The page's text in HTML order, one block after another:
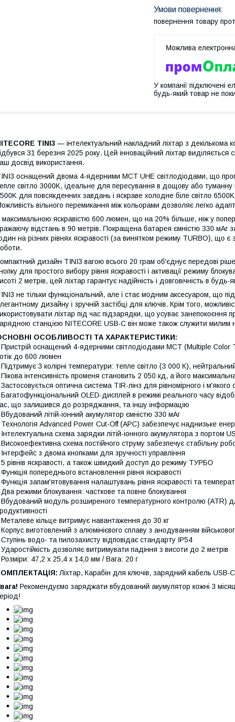
повернення товару
У компанії підключені
будь-який товар не
TINI3 — інтелектуальний накладний ліхтар з декількома
31 березня 2025 року. Цей інноваційний ліхтар
досвід використання.
оснащений двома 4-ядерними MCT UHE світлодіодами, що
світло 3000K, ідеальне для пересування в дощову або туманну
для повсякденних завдань і яскраве холодне біле світло 6500K
вільного перемикання між кольорами дозволяє легко
максимальною яскравістю 600 люмен, що на 20% більше, ніж у
відстань в 90 метрів. Покращена батарея ємністю 330 мАг
на різних рівнях яскравості (за винятком режиму TURBO), що є
дизайн TINI3 вагою всього 20 грам об'єднує передові
для простого вибору рівня яскравості і активації режиму
2 метрів, цей ліхтар гарантує надійність і довговічність в будь-
не тільки функціональний, але і стає модним аксесуаром, що
дизайну і зручній застібці для ключів. Крім того,
ліхтар під час підзарядки, що усуває занепокоєння
станцією NITECORE USB-C він може також служити милим
ОСОБЛИВОСТІ ТА ХАРАКТЕРИСТИКИ:
Пристрій оснащений 4-ядерними світлодіодами MCT (Multiple Color
до 600 люмен
Підтримує 3 колірні температури: тепле світло (3 000 К),
Пікова інтенсивність променя становить 2 050 кд, а його
Застосовується оптична система TIR-лінз для рівномірного і м'якого
Багатофункціональний OLED-дисплей в режимі реального часу
що залишився до розряджання, та іншу інформацію
Вбудований літій-іонний акумулятор ємністю 330 мАг
Технологія Advanced Power Cut-Off (APC) забезпечує наднизьке
Інтелектуальна схема зарядки літій-іонного акумулятора з портом
Високоефективна схема постійного струму забезпечує стабільну
Інтерфейс з двома кнопками для зручності управління
5 рівнів яскравості, а також швидкий доступ до режиму ТУРБО
Функція попереднього встановлення рівня яскравості
Функція запам'ятовування налаштувань рівня яскравості та
Два режими блокування: часткове та повне блокування
Вбудований модуль розширеного температурного контролю (ATR)
Металеве кільце витримує навантаження до 30 кг
Корпус виготовлений з алюмінієвого сплаву з анодуванням
Ступінь водо- та пилозахисту відповідає стандарту IP54
Ударостійкість дозволяє витримувати падіння з висоти до 2 метрів
Розміри: 47,2 x 25,4 x 14,0 мм / Вага: 20 г
Ліхтар, Карабін для ключів, зарядний кабель USB-
Рекомендуємо заряджати вбудований акумулятор кожні 3